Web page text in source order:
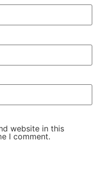
website in this
I comment.